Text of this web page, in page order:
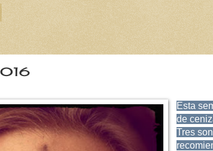
Esta
de
Tres